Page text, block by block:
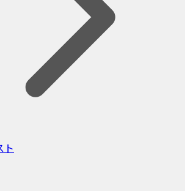
ト